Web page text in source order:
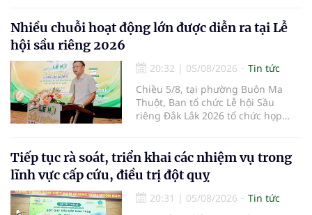
bệnh, chữa bệnh theo yêu cầu
nhưng vẫn phải nộp thêm các chi
phần cùng chi trả.
Nhiều chuỗi hoạt động lớn được diễn ra tại Lễ
hội sầu riêng 2026
20:32 | 05/08/2026
Tin tức
Chiều 5/8, tại phường Buôn Ma
Thuột, Ban tổ chức Lễ hội Sầu
riêng Đắk Lắk 2026 tổ chức họp
hội Sầu riêng Đắk Lắk năm 2026 có
chủ đề “Sầu riêng Đắk Lắk – Kết nối
vươn xa”, được tổ chức từ ngày
15/8/2026 đến ngày 02/9/2026 tại
phường Buôn Ma Thuột, xã Krông
Tiếp tục rà soát, triển khai các nhiệm vụ trong
lĩnh vực cấp cứu, điều trị đột quỵ
20:31 | 05/08/2026
Tin tức